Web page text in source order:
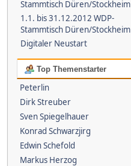
Stammtisch Düren/Stockheim
1.1. bis 31.12.2012 WDP-
Stammtisch Düren/Stockheim
Digitaler Neustart
Top Themenstarter
Peterlin
Dirk Streuber
Sven Spiegelhauer
Konrad Schwarzjirg
Edwin Schefold
Markus Herzog